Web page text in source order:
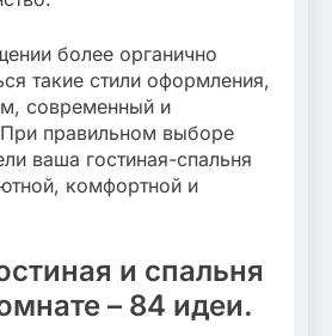
более органично
такие стили оформления,
современный и
При правильном выборе
ваша гостиная-спальня
комфортной и
и спальня
– 84 идеи.